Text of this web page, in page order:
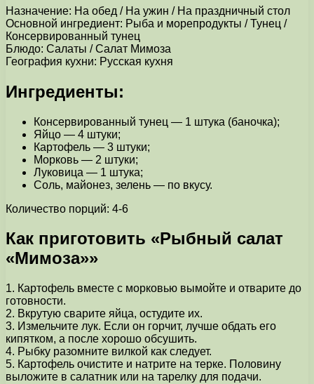
Назначение: На обед / На ужин / На праздничный стол
Основной ингредиент: Рыба и морепродукты / Тунец /
Консервированный тунец
Блюдо: Салаты / Салат Мимоза
География кухни: Русская кухня
Ингредиенты:
Консервированный тунец — 1 штука (баночка);
Яйцо — 4 штуки;
Картофель — 3 штуки;
Морковь — 2 штуки;
Луковица — 1 штука;
Соль, майонез, зелень — по вкусу.
Количество порций: 4-6
Как приготовить «Рыбный салат
«Мимоза»»
1. Картофель вместе с морковью вымойте и отварите до
готовности.
2. Вкрутую сварите яйца, остудите их.
3. Измельчите лук. Если он горчит, лучше обдать его
кипятком, а после хорошо обсушить.
4. Рыбку разомните вилкой как следует.
5. Картофель очистите и натрите на терке. Половину
выложите в салатник или на тарелку для подачи.